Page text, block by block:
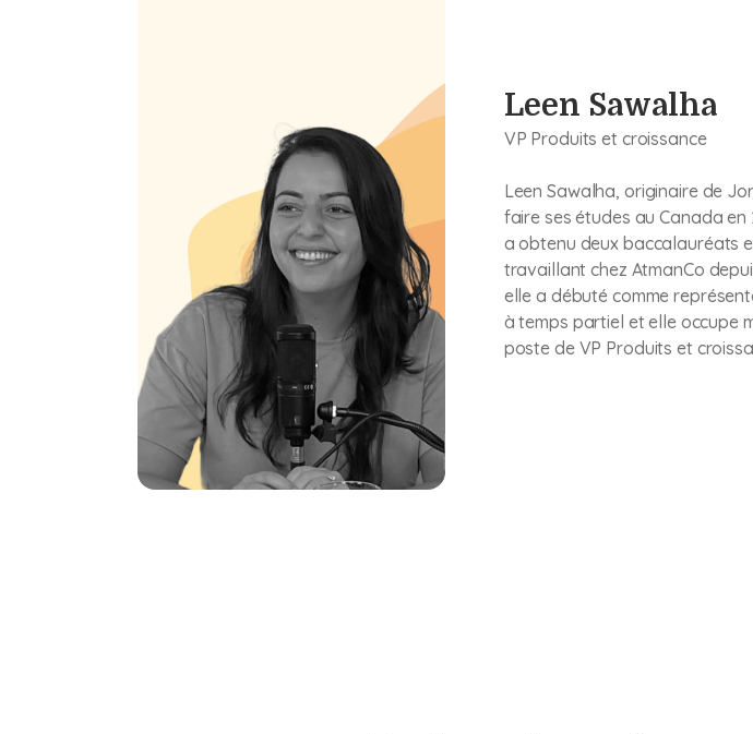
Leen Sawalha
VP Produits et croissance
Leen Sawalha, originaire de
faire ses études au Canada en
a obtenu deux baccalauréats
travaillant chez AtmanCo
elle a débuté comme
à temps partiel et elle occupe
poste de VP Produits et